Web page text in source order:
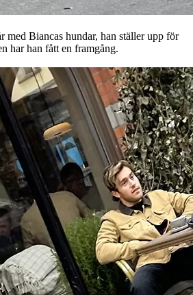
med Biancas hundar, han ställer upp för
har han fått en framgång.